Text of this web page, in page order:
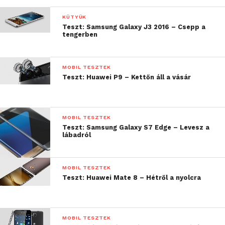
A Vertis Braver előlapját egy 4”-es, 800 x 480 pixel
felbontású, IPS képernyő foglalja el, alatta pedig a
szokásos, androidos érintőgombokat találjuk. Feljebb
a beszélgetésekhez használható mikrofont és a VGA
kamerát találjuk. Jobb oldalra került a kamera- és a
oldalon tudjuk megejteni. Általánosan elmondható,
KÜTYÜK
Teszt: Samsung Galaxy J3 2016 – Csepp a
tengerben
MOBIL TESZTEK
Teszt: Huawei P9 – Kettőn áll a vásár
MOBIL TESZTEK
Teszt: Samsung Galaxy S7 Edge – Levesz a
lábadról
MOBIL TESZTEK
Teszt: Huawei Mate 8 – Hétről a nyolcra
MOBIL TESZTEK